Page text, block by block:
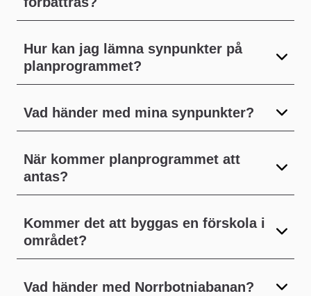
Hur kan jag lämna synpunkter på
planprogrammet?
Vad händer med mina synpunkter?
När kommer planprogrammet att
antas?
Kommer det att byggas en förskola i
området?
Vad händer med Norrbotniabanan?